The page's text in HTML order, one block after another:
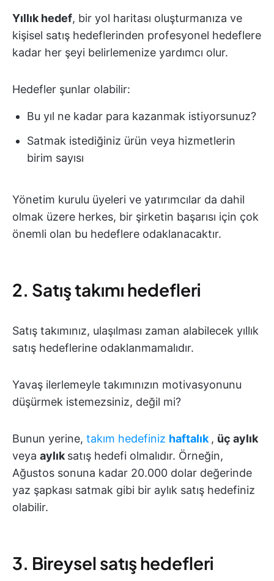
Yıllık hedef, bir yol haritası oluşturmanıza ve
kişisel satış hedeflerinden profesyonel hedeflere
kadar her şeyi belirlemenize yardımcı olur.
Hedefler şunlar olabilir:
Bu yıl ne kadar para kazanmak istiyorsunuz?
Satmak istediğiniz ürün veya hizmetlerin
birim sayısı
Yönetim kurulu üyeleri ve yatırımcılar da dahil
olmak üzere herkes, bir şirketin başarısı için çok
önemli olan bu hedeflere odaklanacaktır.
2. Satış takımı hedefleri
Satış takımınız, ulaşılması zaman alabilecek yıllık
satış hedeflerine odaklanmamalıdır.
Yavaş ilerlemeyle takımınızın motivasyonunu
düşürmek istemezsiniz, değil mi?
Bunun yerine, takım hedefiniz haftalık , üç aylık
veya aylıksatış hedefi olmalıdır. Örneğin,
Ağustos sonuna kadar 20.000 dolar değerinde
yaz şapkası satmak gibi bir aylık satış hedefiniz
olabilir.
3. Bireysel satış hedefleri